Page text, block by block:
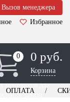
Вызов менеджера
Избранное
0
0 0 руб.
Корзина
менеджера для
заказа
ОПЛАТА